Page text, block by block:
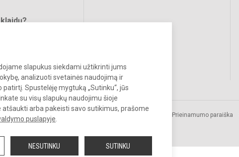
slapukus siekdami užtikrinti jums
analizuoti svetainės naudojimą ir
Spustelėję mygtuką „Sutinku“, jūs
su visų slapukų naudojimu šioje
atšaukti arba pakeisti savo sutikimus, prašome
puslapyje
NESUTINKU SUTINKU
darželis „Švelnukas“. Visos teisės saugomos.
įstaigos administracijos sutikimo griežtai
Prieinamumo paraiška